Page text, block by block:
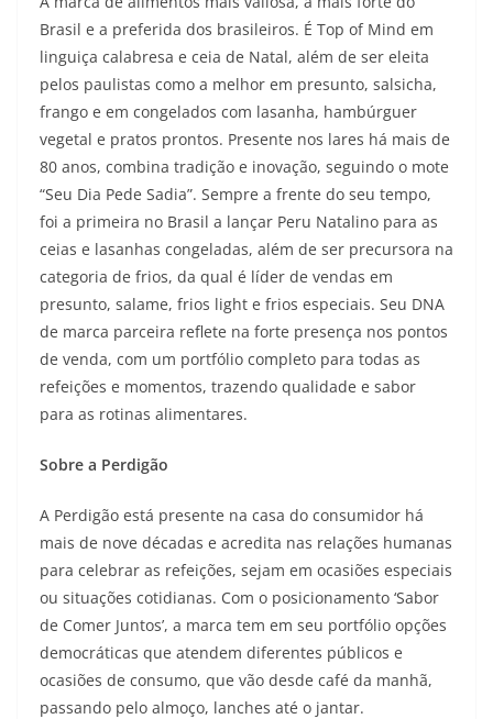
Brasil e a preferida dos brasileiros. É Top of Mind em
linguiça calabresa e ceia de Natal, além de ser eleita
pelos paulistas como a melhor em presunto, salsicha,
frango e em congelados com lasanha, hambúrguer
vegetal e pratos prontos. Presente nos lares há mais de
80 anos, combina tradição e inovação, seguindo o mote
“Seu Dia Pede Sadia”. Sempre a frente do seu tempo,
foi a primeira no Brasil a lançar Peru Natalino para as
ceias e lasanhas congeladas, além de ser precursora na
categoria de frios, da qual é líder de vendas em
presunto, salame, frios light e frios especiais. Seu DNA
de marca parceira reflete na forte presença nos pontos
de venda, com um portfólio completo para todas as
refeições e momentos, trazendo qualidade e sabor
para as rotinas alimentares.
Sobre a Perdigão
A Perdigão está presente na casa do consumidor há
mais de nove décadas e acredita nas relações humanas
para celebrar as refeições, sejam em ocasiões especiais
ou situações cotidianas. Com o posicionamento ‘Sabor
de Comer Juntos’, a marca tem em seu portfólio opções
democráticas que atendem diferentes públicos e
ocasiões de consumo, que vão desde café da manhã,
passando pelo almoço, lanches até o jantar.